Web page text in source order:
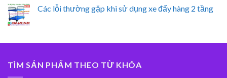
Các lỗi thường gặp khi sử dụng xe đẩy hàng 2 tầng
TÌM SẢN PHẨM THEO TỪ KHÓA